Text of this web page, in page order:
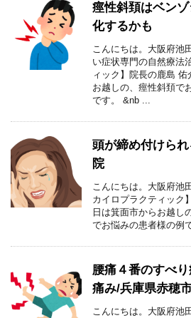
痙性斜頚はベン
化するかも
こんにちは。大阪府池
い症状専門の自然療法
ィック】院長の鹿島
お越しの、痙性斜頚で
です。 &nb ...
頭が締め付けら
院
こんにちは。大阪府池
カイロプラクティック
日は箕面市からお越し
でお悩みの患者様の
腰痛４番のすべ
痛み/兵庫県赤穂
こんにちは。大阪府池